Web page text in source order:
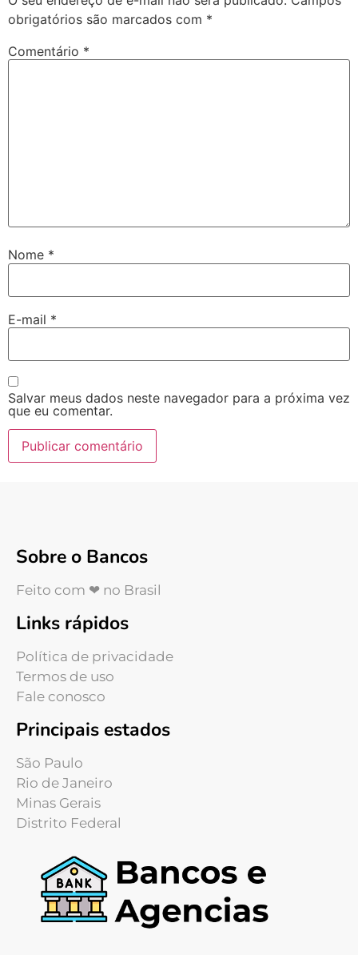
obrigatórios são marcados com *
Comentário *
Nome *
E-mail *
Salvar meus dados neste navegador para a próxima vez
que eu comentar.
Sobre o Bancos
Feito com ❤ no Brasil
Links rápidos
Política de privacidade
Termos de uso
Fale conosco
Principais estados
São Paulo
Rio de Janeiro
Minas Gerais
Distrito Federal